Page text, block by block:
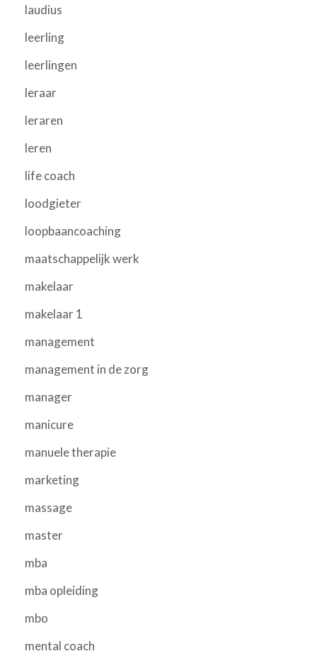
laudius
leerling
leerlingen
leraar
leraren
leren
life coach
loodgieter
loopbaancoaching
maatschappelijk werk
makelaar
makelaar 1
management
management in de zorg
manager
manicure
manuele therapie
marketing
massage
master
mba
mba opleiding
mbo
mental coach